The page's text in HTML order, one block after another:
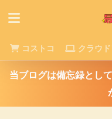
コストコ クラウ
当ブログは備忘録とし